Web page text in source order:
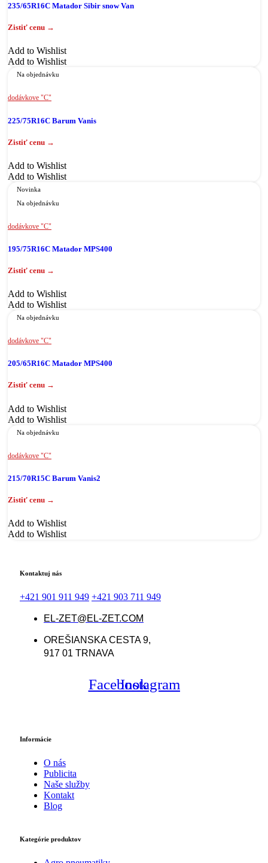
235/65R16C Matador Sibir snow Van
Add to Wishlist
Add to Wishlist
Na objednávku
dodávkove "C"
225/75R16C Barum Vanis
Add to Wishlist
Add to Wishlist
Novinka
Na objednávku
dodávkove "C"
195/75R16C Matador MPS400
Add to Wishlist
Add to Wishlist
Na objednávku
dodávkove "C"
205/65R16C Matador MPS400
Add to Wishlist
Add to Wishlist
Na objednávku
dodávkove "C"
215/70R15C Barum Vanis2
Add to Wishlist
Add to Wishlist
Kontaktuj nás
+421 901 911 949 +421 903 711 949
EL-ZET@EL-ZET.COM
OREŠIANSKA CESTA 9,
917 01 TRNAVA
FacebookInstagram
Informácie
O nás
Publicita
Naše služby
Kontakt
Blog
Kategórie produktov